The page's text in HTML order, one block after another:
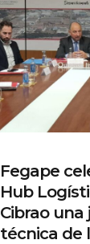
Fegape
Hub
Cibrao una
técnica de